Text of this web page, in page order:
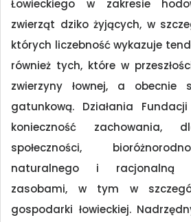
Łowieckiego w zakresie
zwierząt dziko żyjących, w
których liczebność wykazuje
również tych, które w
zwierzyny łownej, a obecnie
gatunkową. Działania
konieczność zachowania,
społeczności,
naturalnego i racjonalną
zasobami, w tym w
gospodarki łowieckiej.